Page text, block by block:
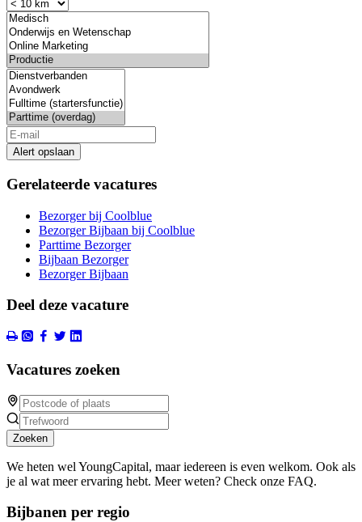
Alert opslaan
Gerelateerde vacatures
Bezorger bij Coolblue
Bezorger Bijbaan bij Coolblue
Parttime Bezorger
Bijbaan Bezorger
Bezorger Bijbaan
Deel deze vacature
Vacatures zoeken
Zoeken
We heten wel YoungCapital, maar iedereen is even welkom. Ook als
je al wat meer ervaring hebt. Meer weten? Check onze FAQ.
Bijbanen per regio